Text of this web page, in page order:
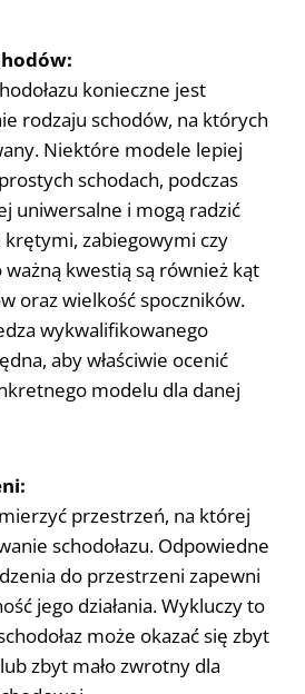
konieczne jest
rodzaju schodów, na których
Niektóre modele lepiej
schodach, podczas
uniwersalne i mogą radzić
zabiegowymi czy
kwestią są również kąt
oraz wielkość spoczników.
wykwalifikowanego
aby właściwie ocenić
modelu dla danej
przestrzeń, na której
schodołazu. Odpowiedne
do przestrzeni zapewni
jego działania. Wykluczy to
może okazać się zbyt
zbyt mało zwrotny dla